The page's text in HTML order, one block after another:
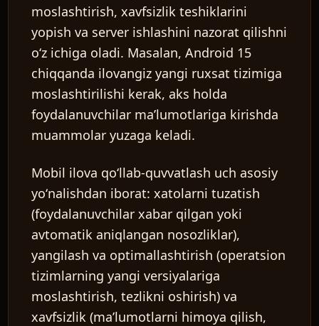
moslashtirish, xavfsizlik teshiklarini
yopish va server ishlashini nazorat qilishni
oʻz ichiga oladi. Masalan, Android 15
chiqqanda ilovangiz yangi ruxsat tizimiga
moslashtirilishi kerak, aks holda
foydalanuvchilar maʼlumotlariga kirishda
muammolar yuzaga keladi.
Mobil ilova qoʻllab-quvvatlash uch asosiy
yoʻnalishdan iborat:xatolarni tuzatish
(foydalanuvchilar xabar qilgan yoki
avtomatik aniqlangan nosozliklar),
yangilash va optimallashtirish (operatsion
tizimlarning yangi versiyalariga
moslashtirish, tezlikni oshirish) va
xavfsizlik (maʼlumotlarni himoya qilish,